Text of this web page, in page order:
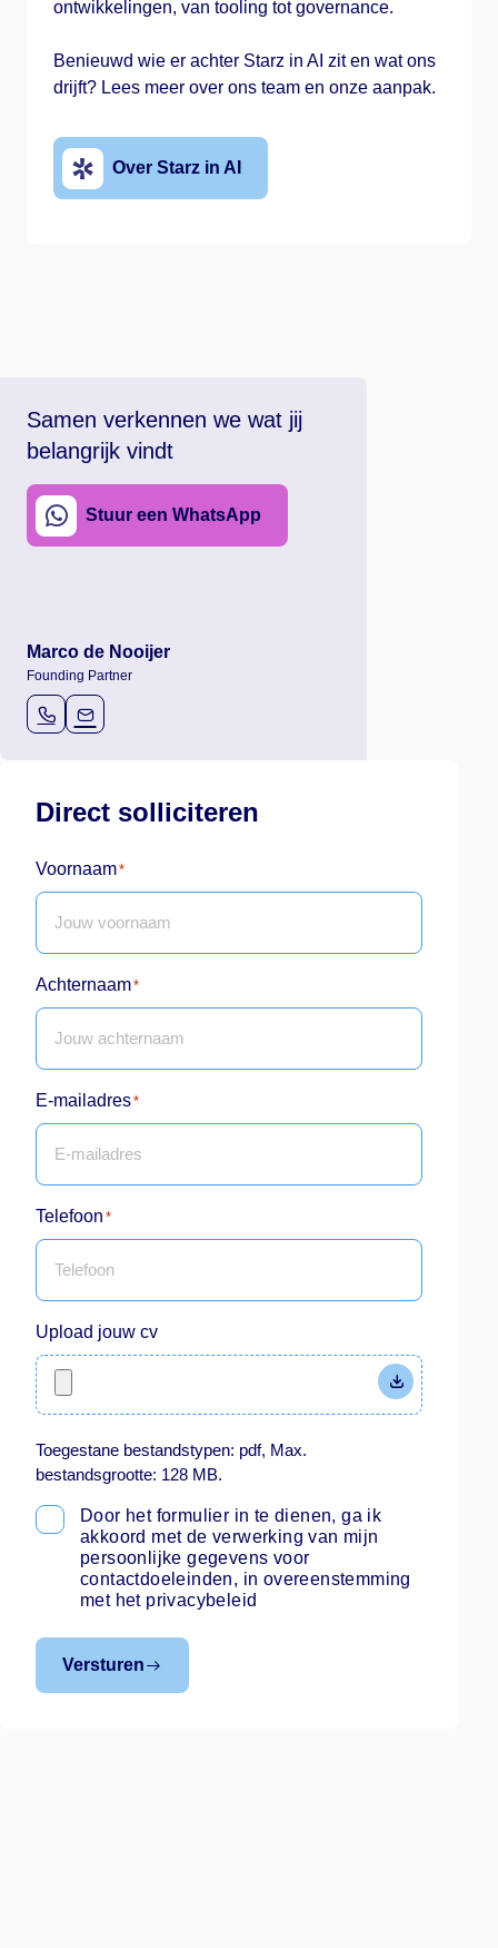
ontwikkelingen, van tooling tot governance.
Benieuwd wie er achter Starz in AI zit en wat ons
drijft? Lees meer over ons team en onze aanpak.
Over Starz in AI
Samen verkennen we wat jij
belangrijk vindt
Stuur een WhatsApp
Marco de Nooijer
Founding Partner
Direct solliciteren
Voornaam*
Achternaam*
E-mailadres*
Telefoon *
Upload jouw cv
Toegestane bestandstypen: pdf, Max.
bestandsgrootte: 128 MB.
Instemming *
Door het formulier in te dienen, ga ik
akkoord met de verwerking van mijn
persoonlijke gegevens voor
contactdoeleinden, in overeenstemming
met het privacybeleid
Versturen